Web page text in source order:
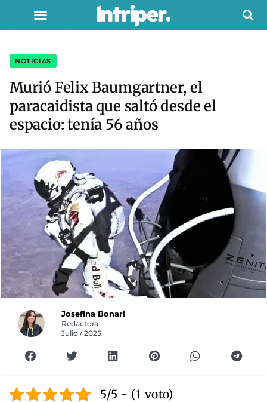
NOTICIAS
Murió Felix Baumgartner, el
paracaidista que saltó desde el
espacio: tenía 56 años
Josefina Bonari
Redactora
Julio / 2025
5/5 - (1 voto)